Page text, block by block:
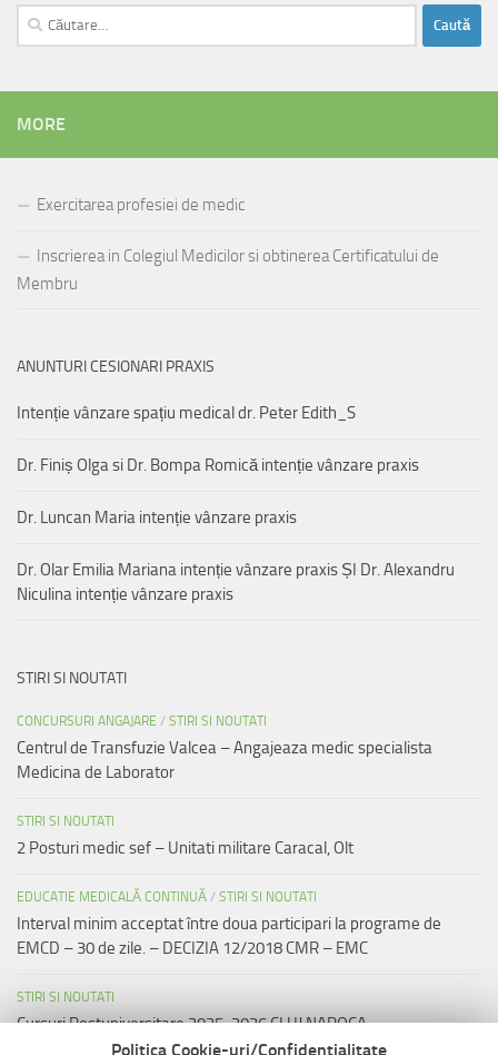
Caută
după:
MORE
Exercitarea profesiei de medic
Inscrierea in Colegiul Medicilor si obtinerea Certificatului de
Membru
ANUNTURI CESIONARI PRAXIS
Intenție vânzare spațiu medical dr. Peter Edith_S
Dr. Finiș Olga si Dr. Bompa Romică intenție vânzare praxis
Dr. Luncan Maria intenție vânzare praxis
Dr. Olar Emilia Mariana intenție vânzare praxis ȘI Dr. Alexandru
Niculina intenție vânzare praxis
STIRI SI NOUTATI
CONCURSURI ANGAJARE / STIRI SI NOUTATI
Centrul de Transfuzie Valcea – Angajeaza medic specialista
Medicina de Laborator
STIRI SI NOUTATI
2 Posturi medic sef – Unitati militare Caracal, Olt
EDUCATIE MEDICALĂ CONTINUĂ / STIRI SI NOUTATI
Interval minim acceptat între doua participari la programe de
EMCD – 30 de zile. – DECIZIA 12/2018 CMR – EMC
STIRI SI NOUTATI
Cursuri Postuniversitare 2025-2026 CLUJ NAPOCA
Politica Cookie-uri/Confidentialitate